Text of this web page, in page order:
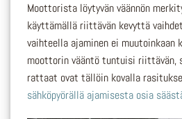
Moottorista löytyvän väännön
käyttämällä riittävän kevyttä
vaihteella ajaminen ei muutoinkaan
moottorin vääntö tuntuisi riittävän,
rattaat ovat tällöin kovalla
sähköpyörällä ajamisesta osia